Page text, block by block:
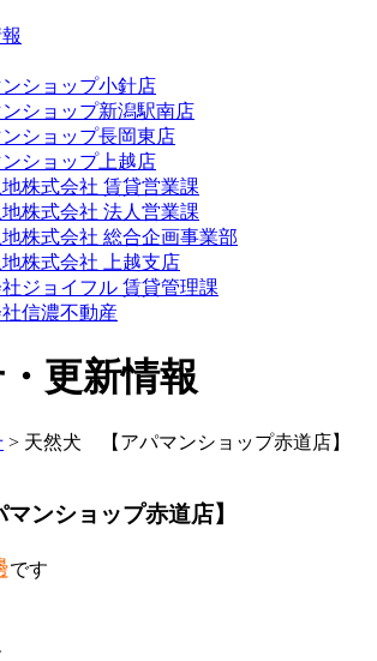
ショップ小針店
ショップ新潟駅南店
ショップ長岡東店
ショップ上越店
株式会社 賃貸営業課
株式会社 法人営業課
株式会社 総合企画事業部
株式会社 上越支店
ジョイフル 賃貸管理課
信濃不動産
更新情報
> 天然犬 【アパマンショップ赤道店】
ンショップ赤道店】
です